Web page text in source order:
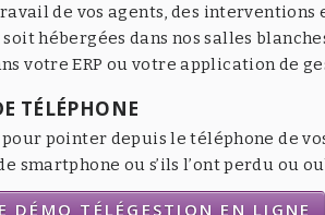
de vos agents, des interventions
soit hébergées dans nos salles
votre ERP ou votre application de
TÉLÉPHONE
pointer depuis le téléphone de
smartphone ou s’ils l’ont perdu ou
DÉMO TÉLÉGESTION EN LIGNE